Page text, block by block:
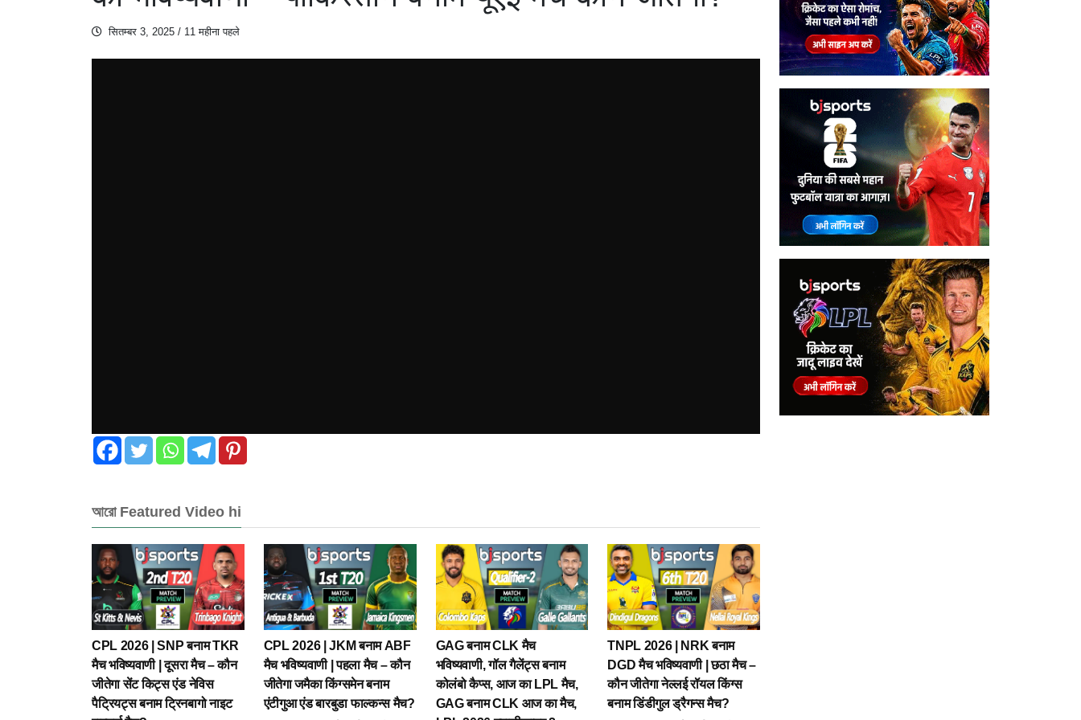
सितम्बर 3, 2025 / 11 महीना पहले
আরো Featured Video hi
CPL 2026 | SNP बनाम TKR
मैच भविष्यवाणी | दूसरा मैच – कौन
जीतेगा सेंट किट्स एंड नेविस
पैट्रियट्स बनाम ट्रिनबागो नाइट
CPL 2026 | JKM बनाम ABF
मैच भविष्यवाणी | पहला मैच – कौन
जीतेगा जमैका किंग्समेन बनाम
एंटीगुआ एंड बारबुडा फाल्कन्स मैच?
GAG बनाम CLK मैच
भविष्यवाणी, गॉल गैलेंट्स बनाम
कोलंबो कैप्स, आज का LPL मैच,
GAG बनाम CLK आज का मैच,
TNPL 2026 | NRK बनाम
DGD मैच भविष्यवाणी | छठा मैच –
कौन जीतेगा नेल्लई रॉयल किंग्स
बनाम डिंडीगुल ड्रैगन्स मैच?